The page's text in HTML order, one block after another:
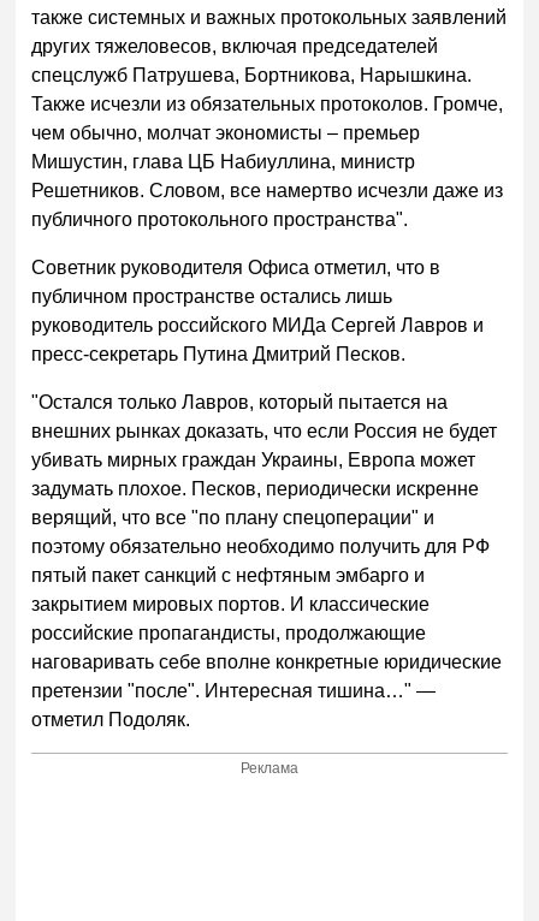
также системных и важных протокольных заявлений
других тяжеловесов, включая председателей
спецслужб Патрушева, Бортникова, Нарышкина.
Также исчезли из обязательных протоколов. Громче,
чем обычно, молчат экономисты – премьер
Мишустин, глава ЦБ Набиуллина, министр
Решетников. Словом, все намертво исчезли даже из
публичного протокольного пространства".
Советник руководителя Офиса отметил, что в
публичном пространстве остались лишь
руководитель российского МИДа Сергей Лавров и
пресс-секретарь Путина Дмитрий Песков.
"Остался только Лавров, который пытается на
внешних рынках доказать, что если Россия не будет
убивать мирных граждан Украины, Европа может
задумать плохое. Песков, периодически искренне
верящий, что все "по плану спецоперации" и
поэтому обязательно необходимо получить для РФ
пятый пакет санкций с нефтяным эмбарго и
закрытием мировых портов. И классические
российские пропагандисты, продолжающие
наговаривать себе вполне конкретные юридические
претензии "после". Интересная тишина…" —
отметил Подоляк.
Реклама